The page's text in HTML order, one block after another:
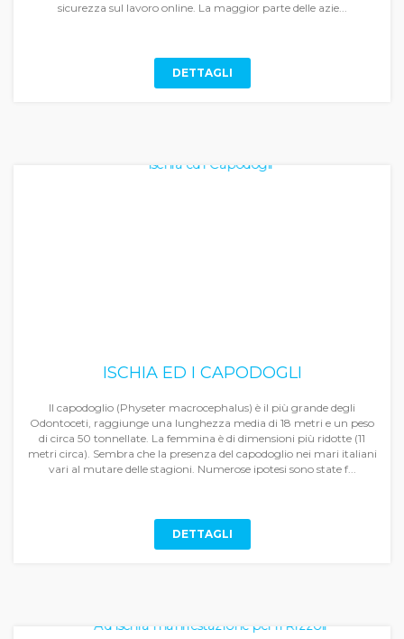
sicurezza sul lavoro online. La maggior parte delle azie...
DETTAGLI
ISCHIA ED I CAPODOGLI
Il capodoglio (Physeter macrocephalus) è il più grande degli
Odontoceti, raggiunge una lunghezza media di 18 metri e un peso
di circa 50 tonnellate. La femmina è di dimensioni più ridotte (11
metri circa). Sembra che la presenza del capodoglio nei mari italiani
vari al mutare delle stagioni. Numerose ipotesi sono state f...
DETTAGLI